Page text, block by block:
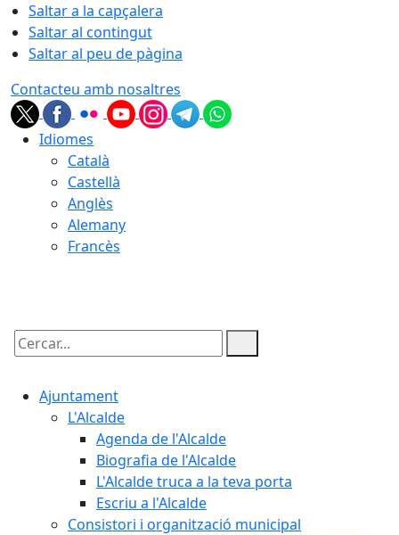
Saltar a la capçalera
Saltar al contingut
Saltar al peu de pàgina
Contacteu amb nosaltres
Idiomes
Català
Castellà
Anglès
Alemany
Francès
Cercar:
Ajuntament
L'Alcalde
Agenda de l'Alcalde
Biografia de l'Alcalde
L'Alcalde truca a la teva porta
Escriu a l'Alcalde
Consistori i organització municipal